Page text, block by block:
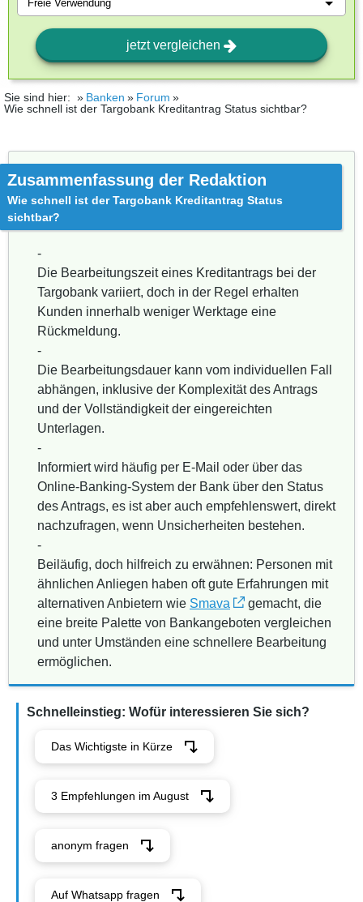
jetzt vergleichen
Sie sind hier: Banken
Forum
Wie schnell ist der Targobank Kreditantrag Status sichtbar?
Zusammenfassung der Redaktion
Wie schnell ist der Targobank Kreditantrag Status
sichtbar?
-
Die Bearbeitungszeit eines Kreditantrags bei der
Targobank variiert, doch in der Regel erhalten
Kunden innerhalb weniger Werktage eine
Rückmeldung.
-
Die Bearbeitungsdauer kann vom individuellen Fall
abhängen, inklusive der Komplexität des Antrags
und der Vollständigkeit der eingereichten
Unterlagen.
-
Informiert wird häufig per E-Mail oder über das
Online-Banking-System der Bank über den Status
des Antrags, es ist aber auch empfehlenswert, direkt
nachzufragen, wenn Unsicherheiten bestehen.
-
Beiläufig, doch hilfreich zu erwähnen: Personen mit
ähnlichen Anliegen haben oft gute Erfahrungen mit
alternativen Anbietern wie Smava
gemacht, die
eine breite Palette von Bankangeboten vergleichen
und unter Umständen eine schnellere Bearbeitung
ermöglichen.
Schnelleinstieg: Wofür interessieren Sie sich?
Das Wichtigste in Kürze
3 Empfehlungen im August
anonym fragen
Auf Whatsapp fragen